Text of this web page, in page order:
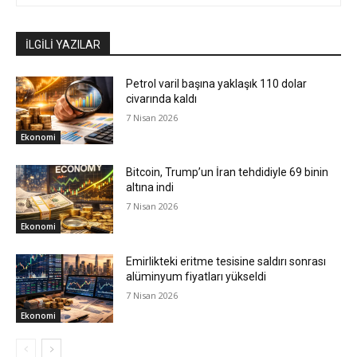
İLGİLİ YAZILAR
Ekonomi
Petrol varil başına yaklaşık 110 dolar
civarında kaldı
7 Nisan 2026
Ekonomi
Bitcoin, Trump’un İran tehdidiyle 69 binin
altına indi
7 Nisan 2026
Ekonomi
Emirlikteki eritme tesisine saldırı sonrası
alüminyum fiyatları yükseldi
7 Nisan 2026